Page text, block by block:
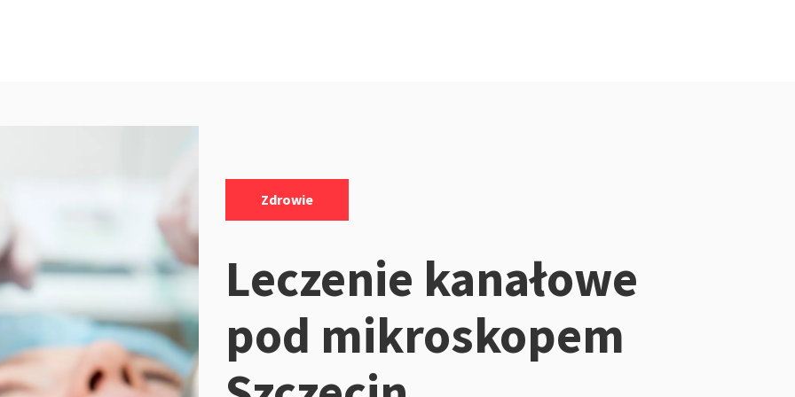
Zdrowie
Leczenie kanałowe
pod mikroskopem